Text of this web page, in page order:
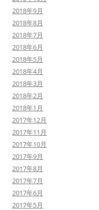
2018年9月
2018年8月
2018年7月
2018年6月
2018年5月
2018年4月
2018年3月
2018年2月
2018年1月
2017年12月
2017年11月
2017年10月
2017年9月
2017年8月
2017年7月
2017年6月
2017年5月